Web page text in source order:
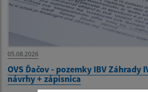
05.08.2026
OVS Ďačov - pozemky IBV Záhrady
návrhy + zápisnica